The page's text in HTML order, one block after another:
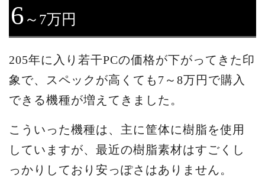
6 ～7万円
205年に入り若干PCの価格が下がってきた印
象で、スペックが高くても7～8万円で購入
できる機種が増えてきました。
こういった機種は、主に筐体に樹脂を使用
していますが、最近の樹脂素材はすごくし
っかりしており安っぽさはありません。